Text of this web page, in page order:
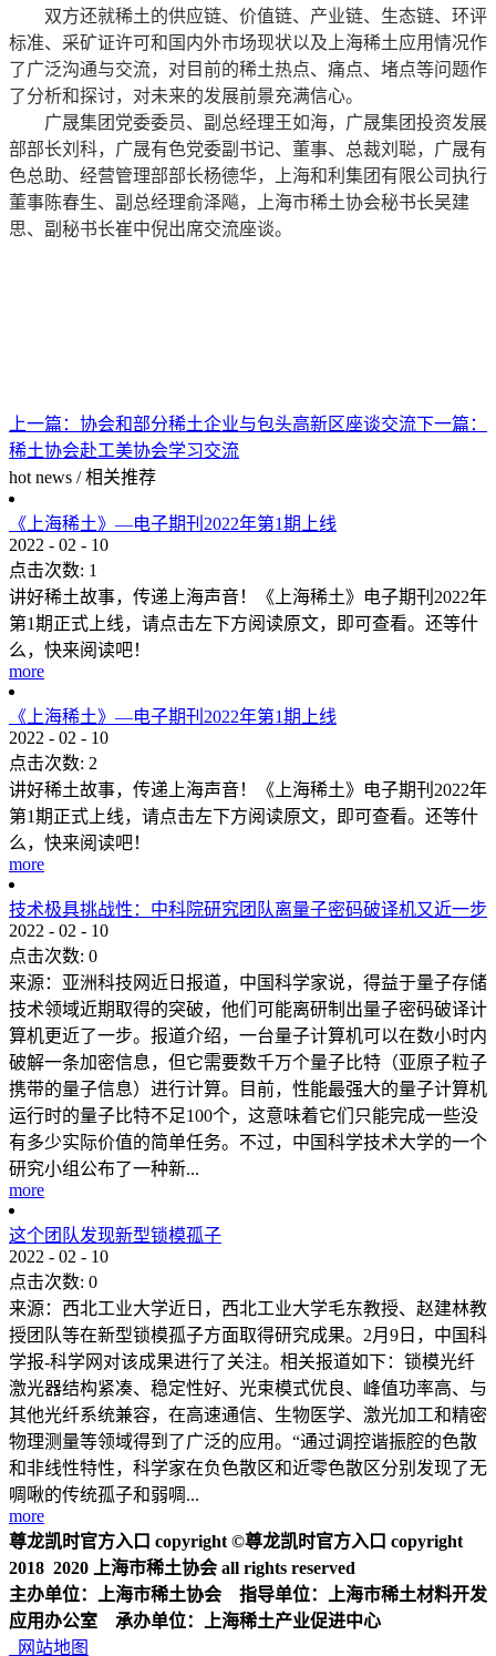
双方还就稀土的供应链、价值链、产业链、生态链、环评
标准、采矿证许可和国内外市场现状以及上海稀土应用情况作
了广泛沟通与交流，对目前的稀土热点、痛点、堵点等问题作
了分析和探讨，对未来的发展前景充满信心。
广晟集团党委委员、副总经理王如海，广晟集团投资发展
部部长刘科，广晟有色党委副书记、董事、总裁刘聪，广晟有
色总助、经营管理部部长杨德华，上海和利集团有限公司执行
董事陈春生、副总经理俞泽飚，上海市稀土协会秘书长吴建
思、副秘书长崔中倪出席交流座谈。
上一篇： 协会和部分稀土企业与包头高新区座谈交流下一篇：
稀土协会赴工美协会学习交流
hot news / 相关推荐
《上海稀土》—电子期刊2022年第1期上线
2022 - 02 - 10
点击次数: 1
讲好稀土故事，传递上海声音！《上海稀土》电子期刊2022年
第1期正式上线，请点击左下方阅读原文，即可查看。还等什
么，快来阅读吧！
more
《上海稀土》—电子期刊2022年第1期上线
2022 - 02 - 10
点击次数: 2
讲好稀土故事，传递上海声音！《上海稀土》电子期刊2022年
第1期正式上线，请点击左下方阅读原文，即可查看。还等什
么，快来阅读吧！
more
技术极具挑战性：中科院研究团队离量子密码破译机又近一步
2022 - 02 - 10
点击次数: 0
来源：亚洲科技网近日报道，中国科学家说，得益于量子存储
技术领域近期取得的突破，他们可能离研制出量子密码破译计
算机更近了一步。报道介绍，一台量子计算机可以在数小时内
破解一条加密信息，但它需要数千万个量子比特（亚原子粒子
携带的量子信息）进行计算。目前，性能最强大的量子计算机
运行时的量子比特不足100个，这意味着它们只能完成一些没
有多少实际价值的简单任务。不过，中国科学技术大学的一个
研究小组公布了一种新...
more
这个团队发现新型锁模孤子
2022 - 02 - 10
点击次数: 0
来源：西北工业大学近日，西北工业大学毛东教授、赵建林教
授团队等在新型锁模孤子方面取得研究成果。2月9日，中国科
学报-科学网对该成果进行了关注。相关报道如下：锁模光纤
激光器结构紧凑、稳定性好、光束模式优良、峰值功率高、与
其他光纤系统兼容，在高速通信、生物医学、激光加工和精密
物理测量等领域得到了广泛的应用。“通过调控谐振腔的色散
和非线性特性，科学家在负色散区和近零色散区分别发现了无
啁啾的传统孤子和弱啁...
more
尊龙凯时官方入口 copyright ©尊龙凯时官方入口 copyright
2018 2020 上海市稀土协会 all rights reserved
主办单位：上海市稀土协会 指导单位：上海市稀土材料开发
应用办公室 承办单位：上海稀土产业促进中心
网站地图